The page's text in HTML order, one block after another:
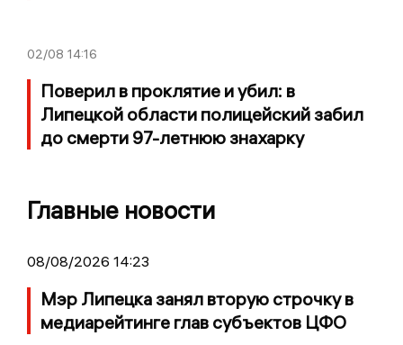
02/08 14:16
Поверил в проклятие и убил: в
Липецкой области полицейский забил
до смерти 97-летнюю знахарку
Главные новости
08/08/2026 14:23
Мэр Липецка занял вторую строчку в
медиарейтинге глав субъектов ЦФО